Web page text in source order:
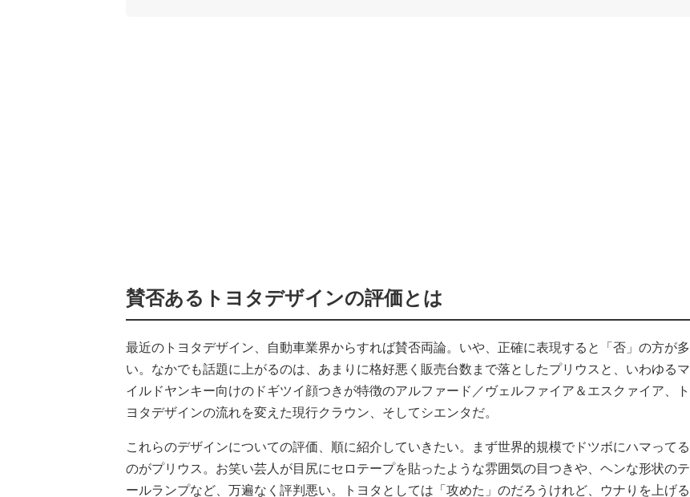
賛否あるトヨタデザインの評価とは
最近のトヨタデザイン、自動車業界からすれば賛否両論。いや、正確に表現すると「否」の方が多
い。なかでも話題に上がるのは、あまりに格好悪く販売台数まで落としたプリウスと、いわゆるマ
イルドヤンキー向けのドギツイ顔つきが特徴のアルファード／ヴェルファイア＆エスクァイア、ト
ヨタデザインの流れを変えた現行クラウン、そしてシエンタだ。
これらのデザインについての評価、順に紹介していきたい。まず世界的規模でドツボにハマってる
のがプリウス。お笑い芸人が目尻にセロテープを貼ったような雰囲気の目つきや、ヘンな形状のテ
ールランプなど、万遍なく評判悪い。トヨタとしては「攻めた」のだろうけれど、ウナりを上げる